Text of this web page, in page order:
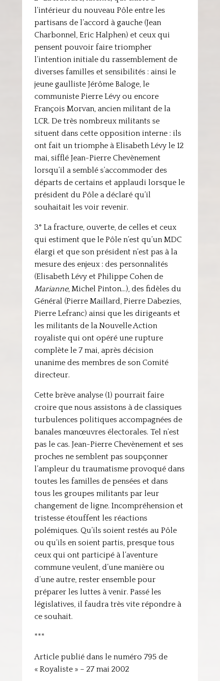
l’intérieur du nouveau Pôle entre les
partisans de l’accord à gauche (Jean
Charbonnel, Eric Halphen) et ceux qui
pensent pouvoir faire triompher
l’intention initiale du rassemblement de
diverses familles et sensibilités : ainsi le
jeune gaulliste Jérôme Baloge, le
communiste Pierre Lévy ou encore
François Morvan, ancien militant de la
LCR. De très nombreux militants se
situent dans cette opposition interne : ils
ont fait un triomphe à Elisabeth Lévy le 12
mai, sifflé Jean-Pierre Chevènement
lorsqu’il a semblé s’accommoder des
départs de certains et applaudi lorsque le
président du Pôle a déclaré qu’il
souhaitait les voir revenir.
3° La fracture, ouverte, de celles et ceux
qui estiment que le Pôle n’est qu’un MDC
élargi et que son président n’est pas à la
mesure des enjeux : des personnalités
(Elisabeth Lévy et Philippe Cohen de
Marianne, Michel Pinton…), des fidèles du
Général (Pierre Maillard, Pierre Dabezies,
Pierre Lefranc) ainsi que les dirigeants et
les militants de la Nouvelle Action
royaliste qui ont opéré une rupture
complète le 7 mai, après décision
unanime des membres de son Comité
directeur.
Cette brève analyse (1) pourrait faire
croire que nous assistons à de classiques
turbulences politiques accompagnées de
banales manœuvres électorales. Tel n’est
pas le cas. Jean-Pierre Chevènement et ses
proches ne semblent pas soupçonner
l’ampleur du traumatisme provoqué dans
toutes les familles de pensées et dans
tous les groupes militants par leur
changement de ligne. Incompréhension et
tristesse étouffent les réactions
polémiques. Qu’ils soient restés au Pôle
ou qu’ils en soient partis, presque tous
ceux qui ont participé à l’aventure
commune veulent, d’une manière ou
d’une autre, rester ensemble pour
préparer les luttes à venir. Passé les
législatives, il faudra très vite répondre à
ce souhait.
***
Article publié dans le numéro 795 de
« Royaliste » – 27 mai 2002